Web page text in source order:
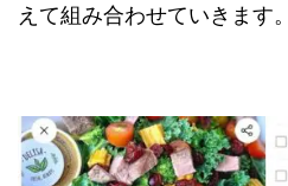
えて組み合わせていきます。